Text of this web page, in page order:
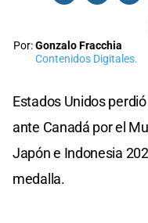
Por:Gonzalo Fracchia
Contenidos Digitales.
Estados Unidos
ante Canadá por el
Japón e Indonesia
medalla.